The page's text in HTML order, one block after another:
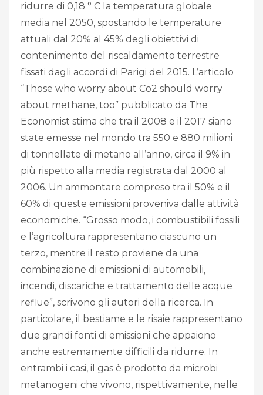
ridurre di 0,18 ° C la temperatura globale
media nel 2050, spostando le temperature
attuali dal 20% al 45% degli obiettivi di
contenimento del riscaldamento terrestre
fissati dagli accordi di Parigi del 2015. L’articolo
“Those who worry about Co2 should worry
about methane, too” pubblicato da The
Economist stima che tra il 2008 e il 2017 siano
state emesse nel mondo tra 550 e 880 milioni
di tonnellate di metano all’anno, circa il 9% in
più rispetto alla media registrata dal 2000 al
2006. Un ammontare compreso tra il 50% e il
60% di queste emissioni proveniva dalle attività
economiche. “Grosso modo, i combustibili fossili
e l’agricoltura rappresentano ciascuno un
terzo, mentre il resto proviene da una
combinazione di emissioni di automobili,
incendi, discariche e trattamento delle acque
reflue”, scrivono gli autori della ricerca. In
particolare, il bestiame e le risaie rappresentano
due grandi fonti di emissioni che appaiono
anche estremamente difficili da ridurre. In
entrambi i casi, il gas è prodotto da microbi
metanogeni che vivono, rispettivamente, nelle